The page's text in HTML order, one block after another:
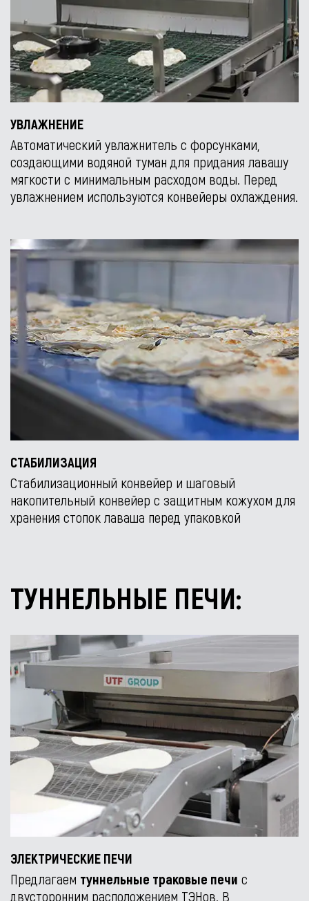
УВЛАЖНЕНИЕ
Автоматический увлажнитель с форсунками,
создающими водяной туман для придания лавашу
мягкости с минимальным расходом воды. Перед
увлажнением используются конвейеры охлаждения.
СТАБИЛИЗАЦИЯ
Стабилизационный конвейер и шаговый
накопительный конвейер с защитным кожухом для
хранения стопок лаваша перед упаковкой
ТУННЕЛЬНЫЕ ПЕЧИ:
ЭЛЕКТРИЧЕСКИЕ ПЕЧИ
Предлагаем туннельные траковые печи с
двусторонним расположением ТЭНов. В